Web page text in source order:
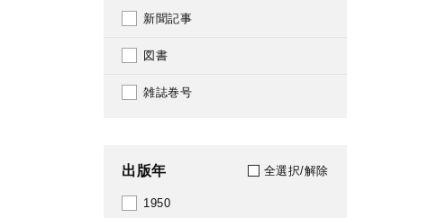
新聞記事
図書
雑誌巻号
出版年 全選択/解除
1950